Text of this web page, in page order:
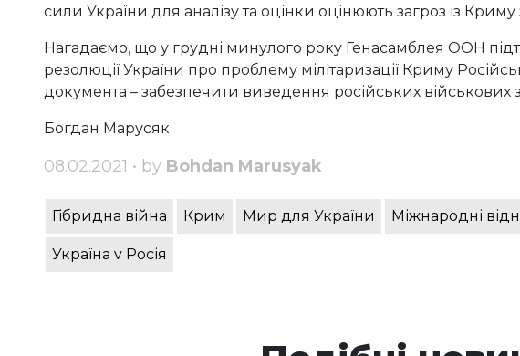
сили України для аналізу та оцінки оцінюють загроз із Криму
Нагадаємо, що у грудні минулого року Генасамблея ООН
резолюції України про проблему мілітаризації Криму
документа – забезпечити виведення російських військових
Богдан Марусяк
08.02.2021 • by Bohdan Marusyak
Гібридна війна Крим Мир для України Міжнародні
Україна v Росія